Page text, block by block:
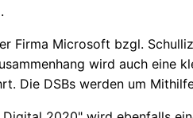
Firma Microsoft bzgl.
wird auch eine
Die DSBs werden um